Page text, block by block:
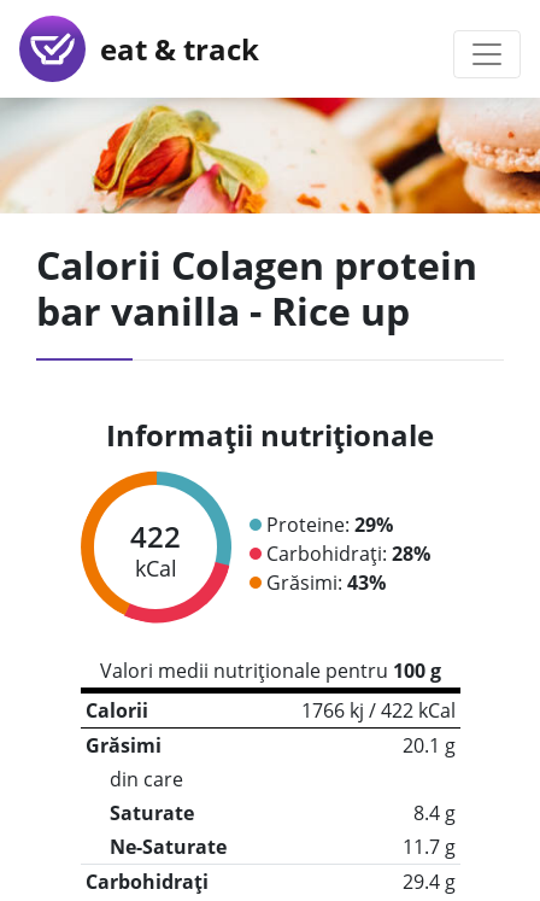
eat & track
Calorii Colagen protein
bar vanilla - Rice up
Informații nutriționale
422
kCal
Proteine: 29%
Carbohidrați: 28%
Grăsimi: 43%
Valori medii nutriționale pentru 100 g
Calorii
1766 kj / 422 kCal
Grăsimi
20.1 g
din care
Saturate
8.4 g
Ne-Saturate
11.7 g
Carbohidrați
29.4 g